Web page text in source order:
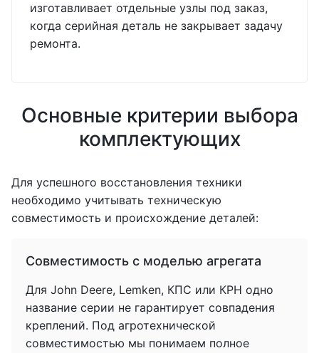
изготавливает отдельные узлы под заказ,
когда серийная деталь не закрывает задачу
ремонта.
Основные критерии выбора
комплектующих
Для успешного восстановления техники
необходимо учитывать техническую
совместимость и происхождение деталей:
Совместимость с моделью агрегата
Для John Deere, Lemken, КПС или КРН одно
название серии не гарантирует совпадения
креплений. Под агротехнической
совместимостью мы понимаем полное